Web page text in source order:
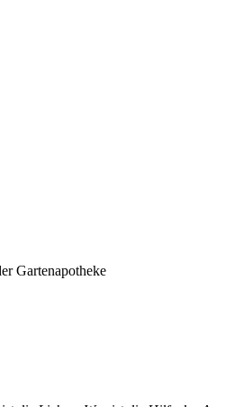
Gartenapotheke